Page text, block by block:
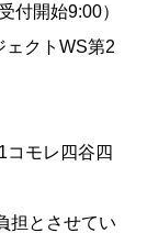
付開始9:00）
クトWS第2
コモレ四谷四
担とさせてい